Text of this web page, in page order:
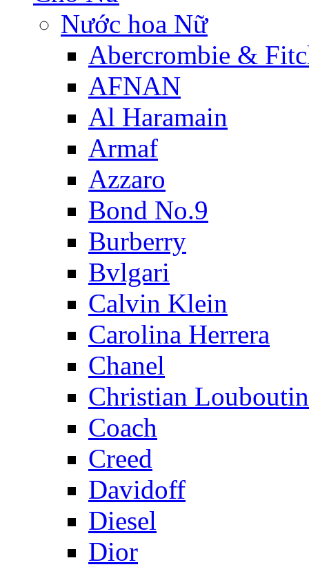
Nước hoa Nữ
Abercrombie &
AFNAN
Al Haramain
Armaf
Azzaro
Bond No.9
Burberry
Bvlgari
Calvin Klein
Carolina Herrera
Chanel
Christian Louboutin
Coach
Creed
Davidoff
Diesel
Dior